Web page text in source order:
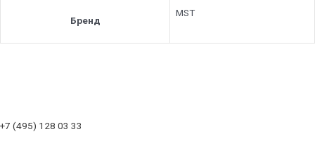
Бренд
MST
+7 (495) 128 03 33